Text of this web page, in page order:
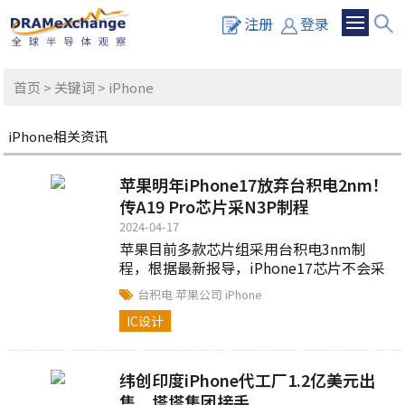
注册 登录
首页 > 关键词 > iPhone
iPhone相关资讯
苹果明年iPhone17放弃台积电2nm！
传A19 Pro芯片采N3P制程
2024-04-17
苹果目前多款芯片组采用台积电3nm制
程，根据最新报导，iPhone17芯片不会采
用2nm制程，即2025年推出的A19 Pro芯片
将维持3nm技术....
台积电苹果公司 iPhone
IC设计
纬创印度iPhone代工厂1.2亿美元出